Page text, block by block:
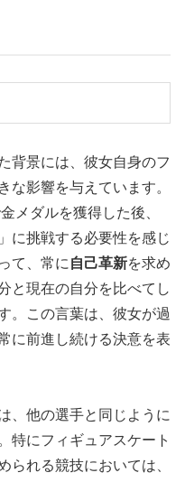
背景には、彼女自身のフ
な影響を与えています。
メダルを獲得した後、
に挑戦する必要性を感じ
て、常に 自己革新を求め
と現在の自分を比べてし
。この言葉は、彼女が過
に前進し続ける決意を表
、他の選手と同じように
特にフィギュアスケート
られる競技においては、